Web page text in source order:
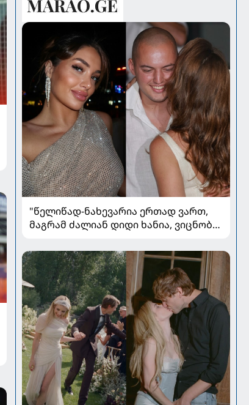
"წელიწად-ნახევარია ერთად ვართ,
მაგრამ ძალიან დიდი ხანია, ვიცნობ" -
როგორია მისი სიყვარულის ამბავი